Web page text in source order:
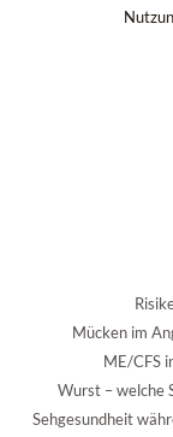
Mücken im
ME/CFS
Wurst – welche
Sehgesundheit